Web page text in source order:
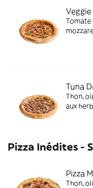
Tomate
Tuna
Thon,
aux
Pizza Inédites -
Pizza
Thon,